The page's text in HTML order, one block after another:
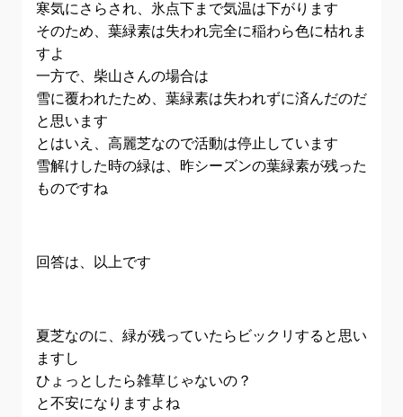
寒気にさらされ、氷点下まで気温は下がります
そのため、葉緑素は失われ完全に稲わら色に枯れま
すよ
一方で、柴山さんの場合は
雪に覆われたため、葉緑素は失われずに済んだのだ
と思います
とはいえ、高麗芝なので活動は停止しています
雪解けした時の緑は、昨シーズンの葉緑素が残った
ものですね
回答は、以上です
夏芝なのに、緑が残っていたらビックリすると思い
ますし
ひょっとしたら雑草じゃないの？
と不安になりますよね